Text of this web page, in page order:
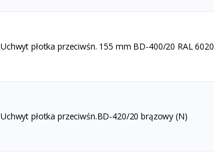
Uchwyt płotka przeciwśn. 155 mm BD-400/20 RAL 6020
Uchwyt płotka przeciwśn.BD-420/20 brązowy (N)